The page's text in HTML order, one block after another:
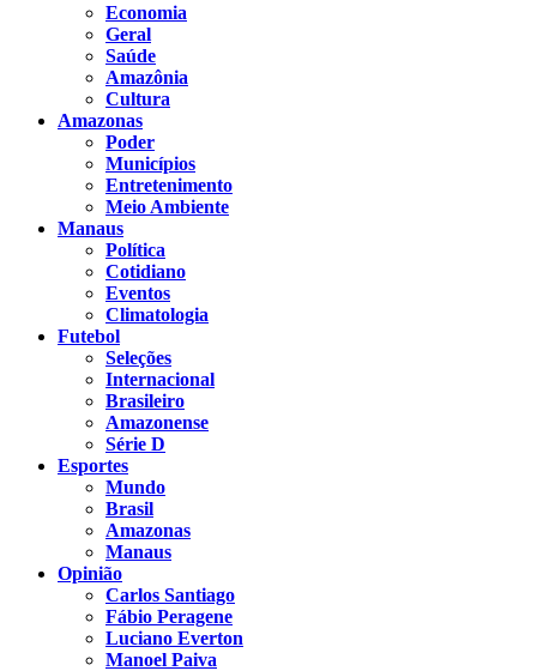
Economia
Geral
Saúde
Amazônia
Cultura
Amazonas
Poder
Municípios
Entretenimento
Meio Ambiente
Manaus
Política
Cotidiano
Eventos
Climatologia
Futebol
Seleções
Internacional
Brasileiro
Amazonense
Série D
Esportes
Mundo
Brasil
Amazonas
Manaus
Opinião
Carlos Santiago
Fábio Peragene
Luciano Everton
Manoel Paiva